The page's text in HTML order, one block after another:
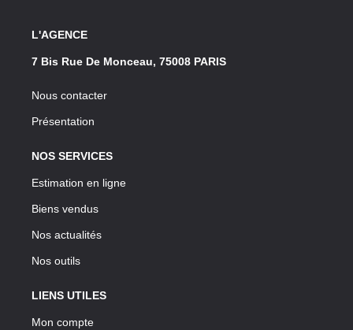
L'AGENCE
7 Bis Rue De Monceau, 75008 PARIS
Nous contacter
Présentation
NOS SERVICES
Estimation en ligne
Biens vendus
Nos actualités
Nos outils
LIENS UTILES
Mon compte